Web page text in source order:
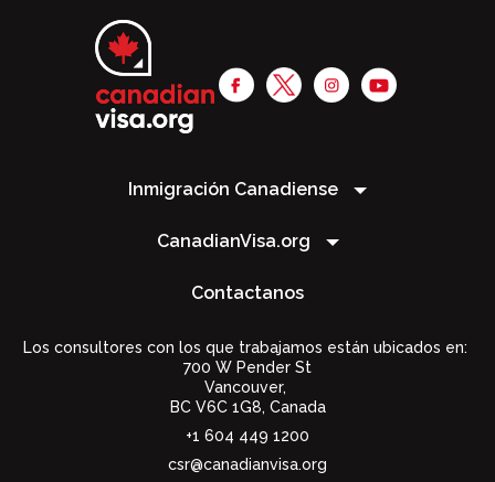
Inmigración Canadiense
CanadianVisa.org
Contactanos
Los consultores con los que trabajamos están ubicados en:
700 W Pender St
Vancouver,
BC V6C 1G8, Canada
+1 604 449 1200
csr@canadianvisa.org